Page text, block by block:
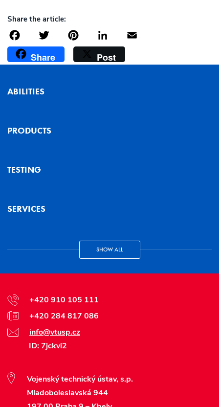
Share the article:
FacebookTwitterPinterestLinkedIn
Share Post
ABILITIES
PRODUCTS
TESTING
SERVICES
SHOW ALL
+420 910 105 111
+420 284 817 086
info@vtusp.cz
ID: 7jckvi2
Vojenský technický ústav, s.p.
Mladoboleslavská 944